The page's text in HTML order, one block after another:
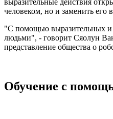
человеком, но и заменить его
"С помощью выразительных и
людьми", - говорит Сяолун
представление общества о
Обучение с